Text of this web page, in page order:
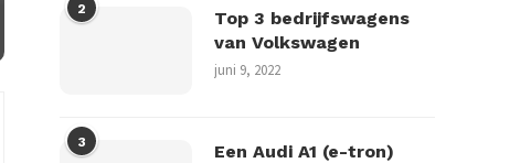
2
Top 3 bedrijfswagens
van Volkswagen
juni 9, 2022
3
Een Audi A1 (e-tron)